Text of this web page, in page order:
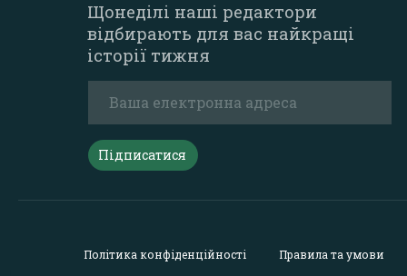
Щонеділі наші редактори
відбирають для вас найкращі
історії тижня
Підписатися
Політика конфіденційності Правила та умови